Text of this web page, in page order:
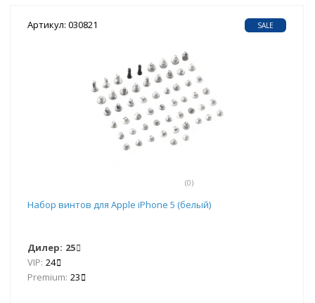
Артикул: 030821
(0)
SALE
Набор винтов для Apple iPhone 5 (белый)
Дилер: 25
VIP: 24
Premium: 23